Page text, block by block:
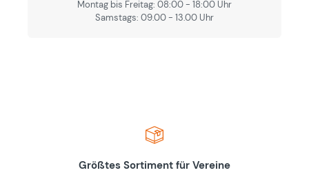
Montag bis Freitag: 08:00 - 18:00 Uhr
Samstags: 09.00 - 13.00 Uhr
Größtes Sortiment für Vereine